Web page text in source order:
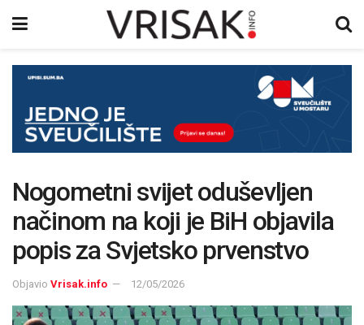
Nogometni svijet oduševljen
načinom na koji je BiH objavila
popis za Svjetsko prvenstvo
Objavio Vrisak.info 12/05/2026